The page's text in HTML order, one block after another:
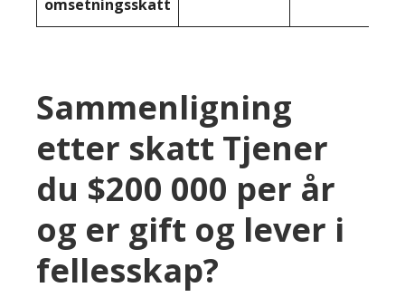
omsetningsskatt
Sammenligning
etter skatt Tjener
du $200 000 per år
og er gift og lever i
fellesskap?